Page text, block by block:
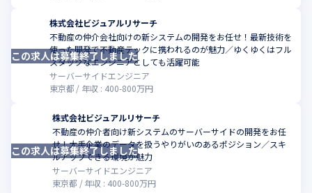
株式会社ビジュアルリサーチ
不動産の仲介会社向けの新システムの開発をお任せ！最新技術を
使った開発で不動産テックに携われるのが魅力／ゆくゆくはフル
スタックなエンジニアとしても活躍可能
サーバーサイドエンジニア
東京都
年収 : 400-800万円
この求人は募集終了しました
株式会社ビジュアルリサーチ
不動産の仲介者向け新システムのサーバーサイドの開発をお任
せ！大手企業のデータを扱うやりがいのあるポジション／スキ
ルアップできる環境が魅力
サーバーサイドエンジニア
東京都
年収 : 400-800万円
この求人は募集終了しました